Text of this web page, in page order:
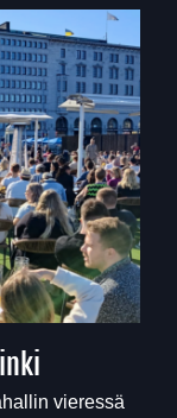
vieressä